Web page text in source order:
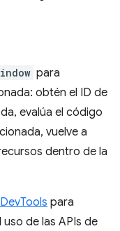
para
obtén el ID de
evalúa el código
vuelve a
dentro de la
para
de las APIs de